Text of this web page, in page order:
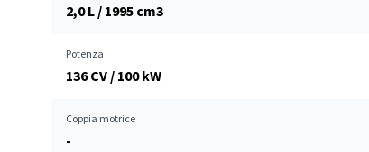
2,0 L / 1995 cm3
Potenza
136 CV / 100 kW
Coppia motrice
-